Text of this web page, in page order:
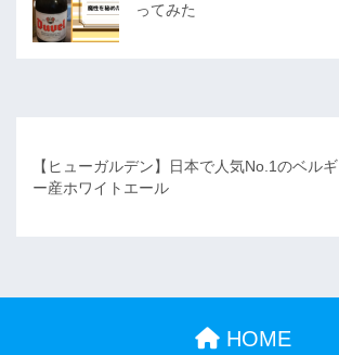
ってみた
【ヒューガルデン】日本で人気No.1のベルギ
ー産ホワイトエール
HOME